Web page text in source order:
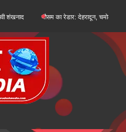
मौसम का रेडार: देहरादून, चमोली और बागेश्वर में